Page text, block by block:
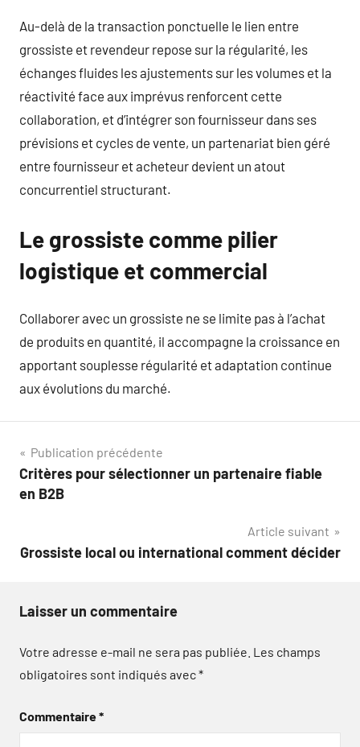
Au-delà de la transaction ponctuelle le lien entre
grossiste et revendeur repose sur la régularité, les
échanges fluides les ajustements sur les volumes et la
réactivité face aux imprévus renforcent cette
collaboration, et d’intégrer son fournisseur dans ses
prévisions et cycles de vente, un partenariat bien géré
entre fournisseur et acheteur devient un atout
concurrentiel structurant.
Le grossiste comme pilier
logistique et commercial
Collaborer avec un grossiste ne se limite pas à l’achat
de produits en quantité, il accompagne la croissance en
apportant souplesse régularité et adaptation continue
aux évolutions du marché.
Navigation
de
Publication précédente
Critères pour sélectionner un partenaire fiable
en B2B
Article suivant
Grossiste local ou international comment décider
Laisser un commentaire
Votre adresse e-mail ne sera pas publiée. Les champs
obligatoires sont indiqués avec*
Commentaire*